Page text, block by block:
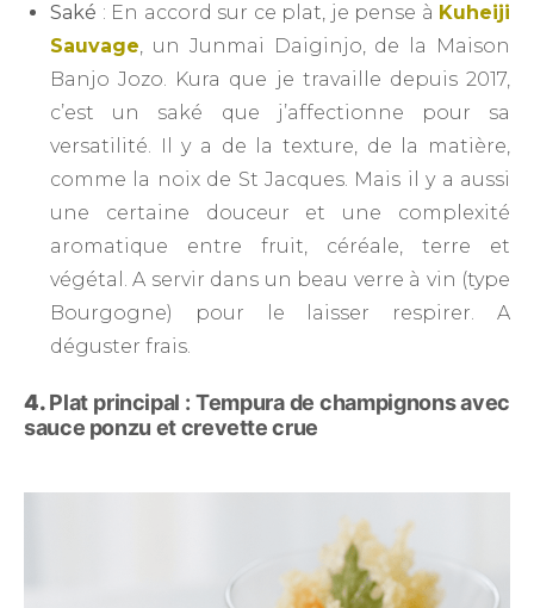
Saké : En accord sur ce plat, je pense à Kuheiji
Sauvage, un Junmai Daiginjo, de la Maison
Banjo Jozo. Kura que je travaille depuis 2017,
c’est un saké que j’affectionne pour sa
versatilité. Il y a de la texture, de la matière,
comme la noix de St Jacques. Mais il y a aussi
une certaine douceur et une complexité
aromatique entre fruit, céréale, terre et
végétal. A servir dans un beau verre à vin (type
Bourgogne) pour le laisser respirer. A
déguster frais.
4.Plat principal : Tempura de champignons avec
sauce ponzu et crevette crue